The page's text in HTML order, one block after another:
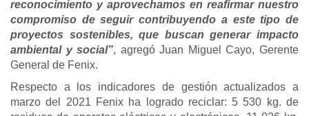
reconocimiento y aprovechamos en reafirmar nuestro
compromiso de seguir contribuyendo a este tipo de
proyectos sostenibles, que buscan generar impacto
ambiental y social”, agregó Juan Miguel Cayo, Gerente
General de Fenix.
Respecto a los indicadores de gestión actualizados a
marzo del 2021 Fenix ha logrado reciclar: 5 530 kg. de